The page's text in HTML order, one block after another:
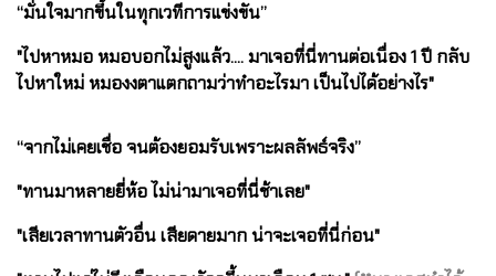
“มั่นใจมากขึ้นในทุกเวทีการแข่งขัน”
"ไปหาหมอ หมอบอกไม่สูงแล้ว.... มาเจอที่นี่ทานต่อเนื่อง 1 ปี กลับ
ไปหาใหม่ หมองงตาแตกถามว่าทำอะไรมา เป็นไปได้อย่างไร"
“จากไม่เคยเชื่อ จนต้องยอมรับเพราะผลลัพธ์จริง”
"ทานมาหลายยี่ห้อ ไม่น่ามาเจอที่นี่ช้าเลย"
"เสียเวลาทานตัวอื่น เสียดายมาก น่าจะเจอที่นี่ก่อน"